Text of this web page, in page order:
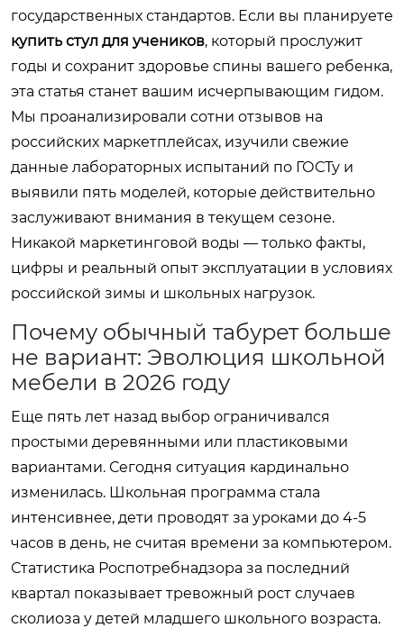
государственных стандартов. Если вы планируете
купить стул для учеников, который прослужит
годы и сохранит здоровье спины вашего ребенка,
эта статья станет вашим исчерпывающим гидом.
Мы проанализировали сотни отзывов на
российских маркетплейсах, изучили свежие
данные лабораторных испытаний по ГОСТу и
выявили пять моделей, которые действительно
заслуживают внимания в текущем сезоне.
Никакой маркетинговой воды — только факты,
цифры и реальный опыт эксплуатации в условиях
российской зимы и школьных нагрузок.
Почему обычный табурет больше
не вариант: Эволюция школьной
мебели в 2026 году
Еще пять лет назад выбор ограничивался
простыми деревянными или пластиковыми
вариантами. Сегодня ситуация кардинально
изменилась. Школьная программа стала
интенсивнее, дети проводят за уроками до 4-5
часов в день, не считая времени за компьютером.
Статистика Роспотребнадзора за последний
квартал показывает тревожный рост случаев
сколиоза у детей младшего школьного возраста.